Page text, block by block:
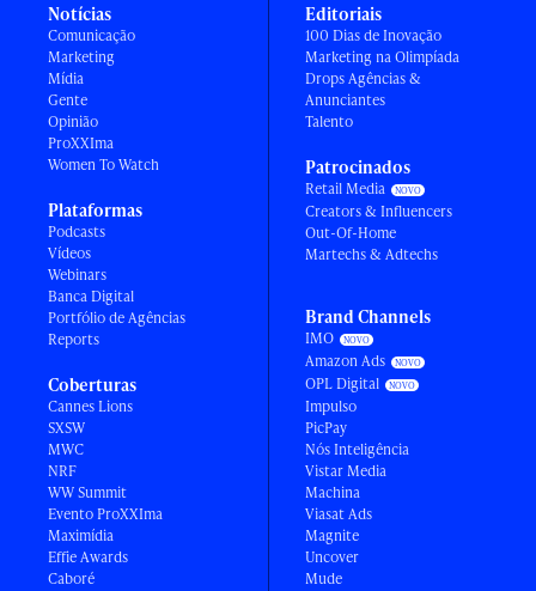
Notícias
Comunicação
Marketing
Mídia
Gente
Opinião
ProXXIma
Women To Watch
Plataformas
Podcasts
Vídeos
Webinars
Banca Digital
Portfólio de Agências
Reports
Coberturas
Cannes Lions
SXSW
MWC
NRF
WW Summit
Evento ProXXIma
Maximídia
Effie Awards
Caboré
Editoriais
100 Dias de Inovação
Marketing na Olimpíada
Drops Agências &
Anunciantes
Talento
Patrocinados
Retail Media
Creators & Influencers
Out-Of-Home
Martechs & Adtechs
Brand Channels
IMO
Amazon Ads
OPL Digital
Impulso
PicPay
Nós Inteligência
Vistar Media
Machina
Viasat Ads
Magnite
Uncover
Mude